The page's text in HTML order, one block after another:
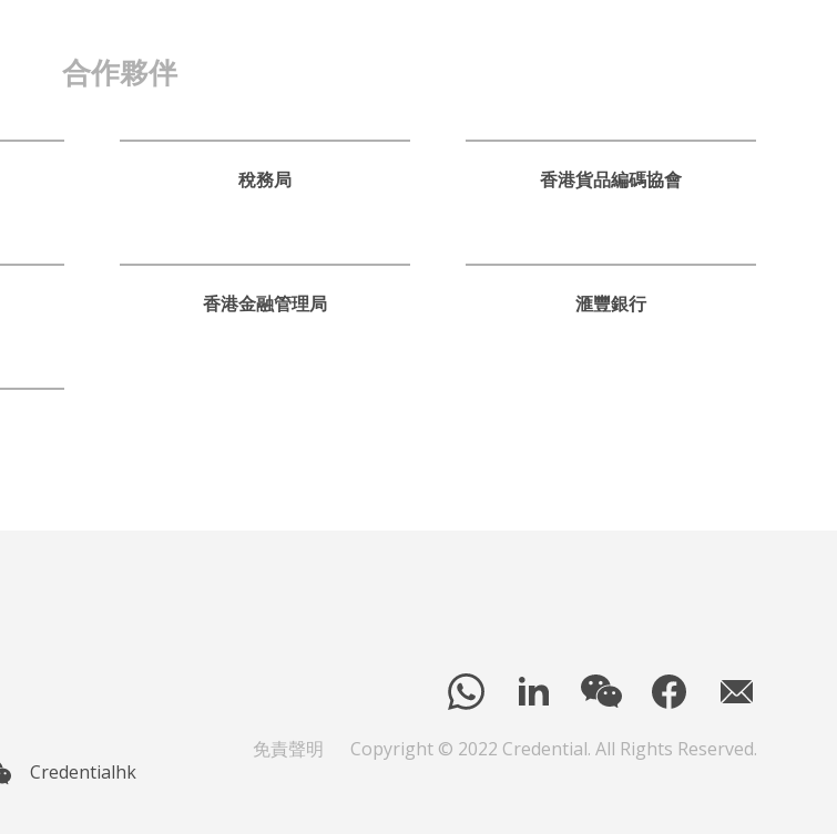
合作夥伴
稅務局 香港貨品編碼協會
香港金融管理局 滙豐銀行
Credentialhk
免責聲明 Copyright © 2022 Credential. All Rights Reserved.